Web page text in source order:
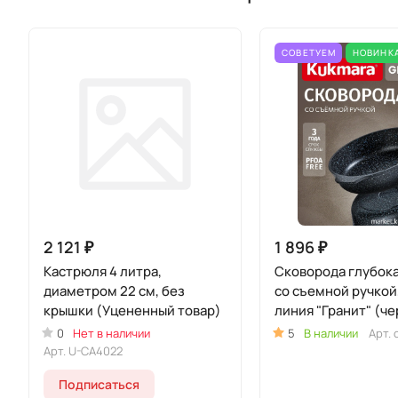
2 121 ₽
Кастрюля 4 литра,
диаметром 22 см, без
крышки (Уцененный товар)
0
Нет в наличии
Арт. U-CA4022
Подписаться
СОВЕТУЕМ
1 896 ₽
Сковорода
со съемной
линия "Гранит"
5 В наличии Арт.